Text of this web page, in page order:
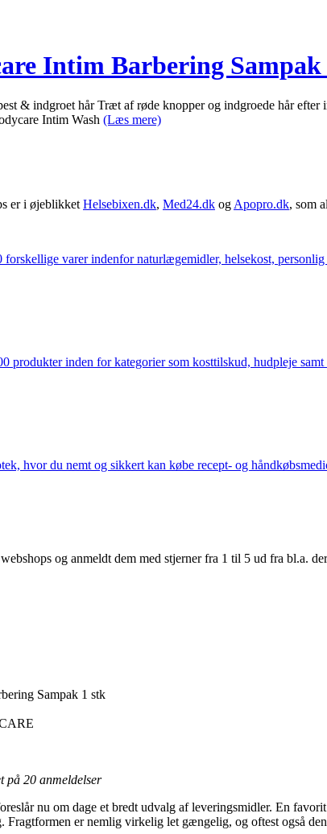
Intim Barbering Sampak
& indgroet hår Træt af røde knopper og indgroede hår
Intim Wash (Læs mere)
er i øjeblikket Helsebixen.dk, Med24.dk og Apopro.dk, som
forskellige varer indenfor naturlægemidler, helsekost,
produkter inden for kategorier som kosttilskud, hudpleje
hvor du nemt og sikkert kan købe recept- og
og anmeldt dem med stjerner fra 1 til 5 ud fra bl.a.
Sampak 1 stk
på 20 anmeldelser
nu om dage et bredt udvalg af leveringsmidler. En
Fragtformen er nemlig virkelig let gængelig, og oftest også